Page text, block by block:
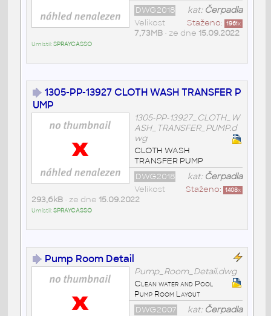
kat: Čerpadla
DWG2018
Staženo: 1961x
Velikost
7,73MB• ze dne 15.09.2022
Umístil:SPRAYCASSO
1305-PP-13927 CLOTH WASH TRANSFER P
UMP
1305-PP-13927_CLOTH_W
ASH_TRANSFER_PUMP.d
wg
CLOTH WASH
TRANSFER PUMP
kat: Čerpadla
DWG2018
Staženo: 1408x
Velikost
293,6kB• ze dne 15.09.2022
Umístil:SPRAYCASSO
Pump Room Detail
Pump_Room_Detail.dwg
Clean water and Pool
Pump Room Layout
kat: Čerpadla
DWG2007